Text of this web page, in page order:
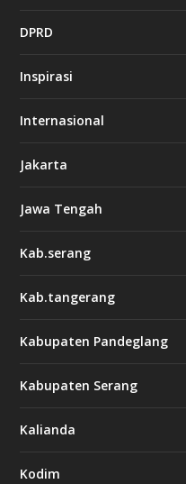
DPRD
Inspirasi
Internasional
Jakarta
Jawa Tengah
Kab.serang
Kab.tangerang
Kabupaten Pandeglang
Kabupaten Serang
Kalianda
Kodim